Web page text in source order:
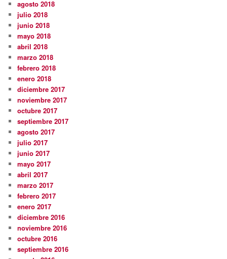
agosto 2018
julio 2018
junio 2018
mayo 2018
abril 2018
marzo 2018
febrero 2018
enero 2018
diciembre 2017
noviembre 2017
octubre 2017
septiembre 2017
agosto 2017
julio 2017
junio 2017
mayo 2017
abril 2017
marzo 2017
febrero 2017
enero 2017
diciembre 2016
noviembre 2016
octubre 2016
septiembre 2016